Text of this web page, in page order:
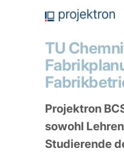
TU
Projektron
sowohl
Studierende